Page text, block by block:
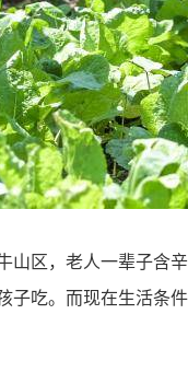
山区，老人一辈子含
子吃。而现在生活条